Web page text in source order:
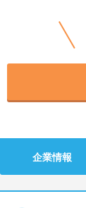
企業情報